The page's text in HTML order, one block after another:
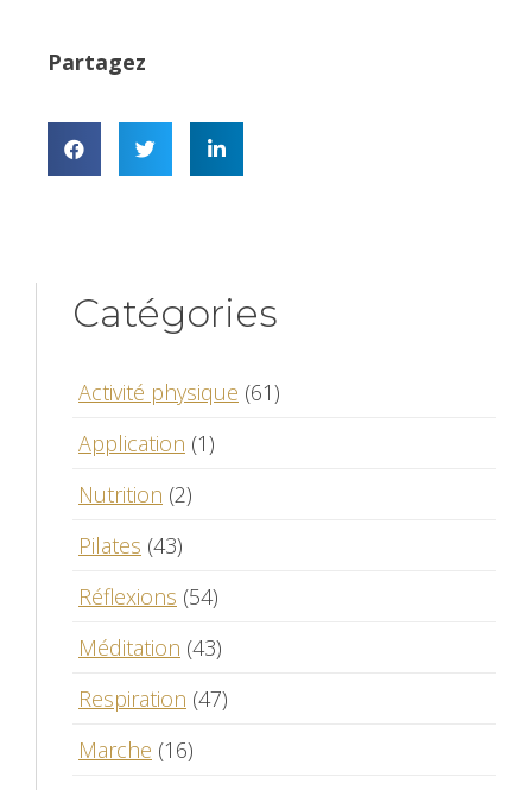
Partagez
Catégories
Activité physique (61)
Application (1)
Nutrition (2)
Pilates (43)
Réflexions (54)
Méditation (43)
Respiration (47)
Marche (16)